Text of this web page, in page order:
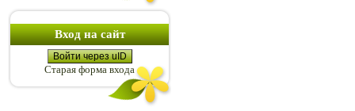
Вход на сайт
Войти через uID
Старая форма входа